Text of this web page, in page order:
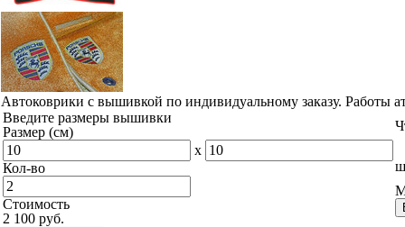
Автоковрики с вышивкой по индивидуальному заказу. Работы
Введите размеры вышивки
Размер (см)
x
Кол-во
Стоимость
2 100 руб.